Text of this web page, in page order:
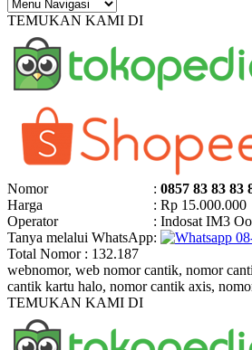
TEMUKAN KAMI DI
Nomor : 0857 83 83 83
Harga
: Rp 15.000.000
Operator
: Indosat IM3
Tanya melalui WhatsApp:
Total Nomor : 132.187
webnomor, web nomor cantik, nomor
cantik kartu halo, nomor cantik axis,
TEMUKAN KAMI DI